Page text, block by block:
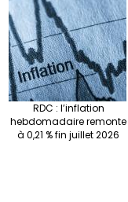
RDC : l’inflation
hebdomadaire remonte
à 0,21 % fin juillet 2026